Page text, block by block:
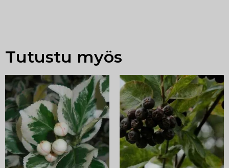
Tutustu myös